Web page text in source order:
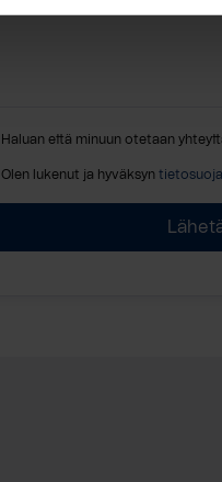
Haluan että minuun otetaan
Olen lukenut ja hyväksyn